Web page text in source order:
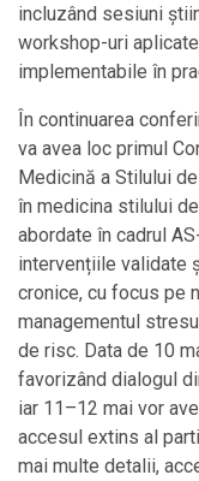
incluzând sesiuni
workshop-uri
implementabile în
În continuarea
va avea loc primul
Medicină a Stilului
în medicina stilului
abordate în cadrul
intervențiile validate
cronice, cu focus pe
managementul
de risc. Data de 10
favorizând dialogul
iar 11–12 mai vor
accesul extins al
mai multe detalii,